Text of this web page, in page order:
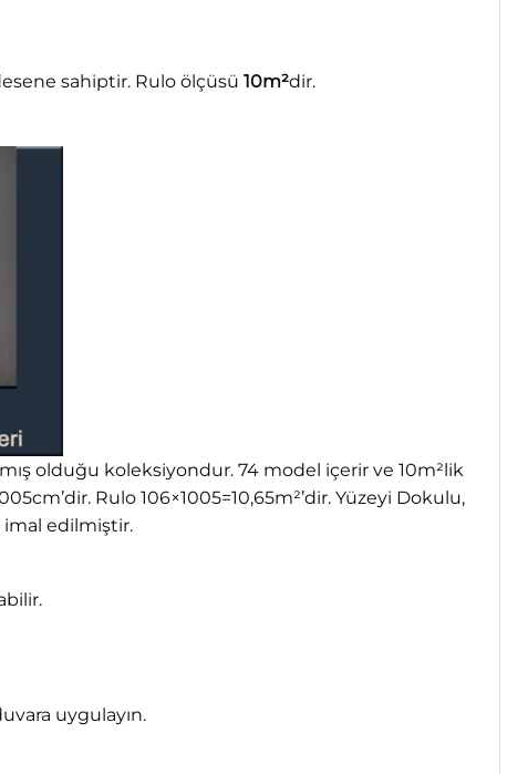
sahiptir. Rulo ölçüsü 10m²dir.
olduğu koleksiyondur. 74 model içerir ve 10m²lik
Rulo 106×1005=10,65m²’dir. Yüzeyi Dokulu,
imal edilmiştir.
uygulayın.